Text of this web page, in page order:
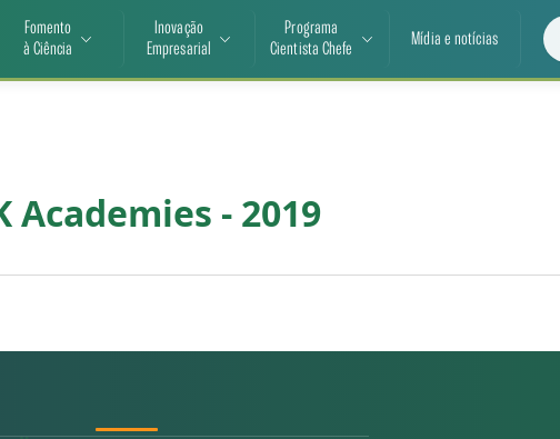
Fomento
à Ciência
Inovação
Empresarial
Programa
Cientista Chefe
Mídia e notícias
Academies - 2019